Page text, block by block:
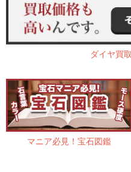
ダイヤ買
マニア必見！宝石図鑑